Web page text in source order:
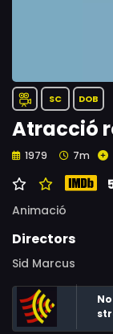
SC DOB
Atracció
1979 7m
Animació
Directors
Sid Marcus